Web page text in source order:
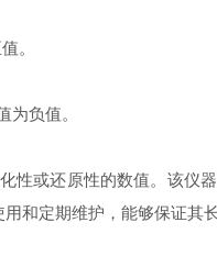
。
负值。
或还原性的数值。该仪
和定期维护，能够保证其